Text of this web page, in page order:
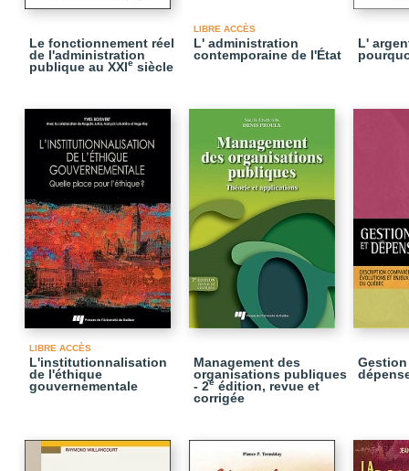
Le fonctionnement réel
de l'administration
publique au XXIe siècle
LIBRE ACCÈS
L' administration
contemporaine de l'État
L'
LIBRE ACCÈS
L'institutionnalisation
de l'éthique
gouvernementale
Management des
organisations publiques
- 2e édition, revue et
corrigée